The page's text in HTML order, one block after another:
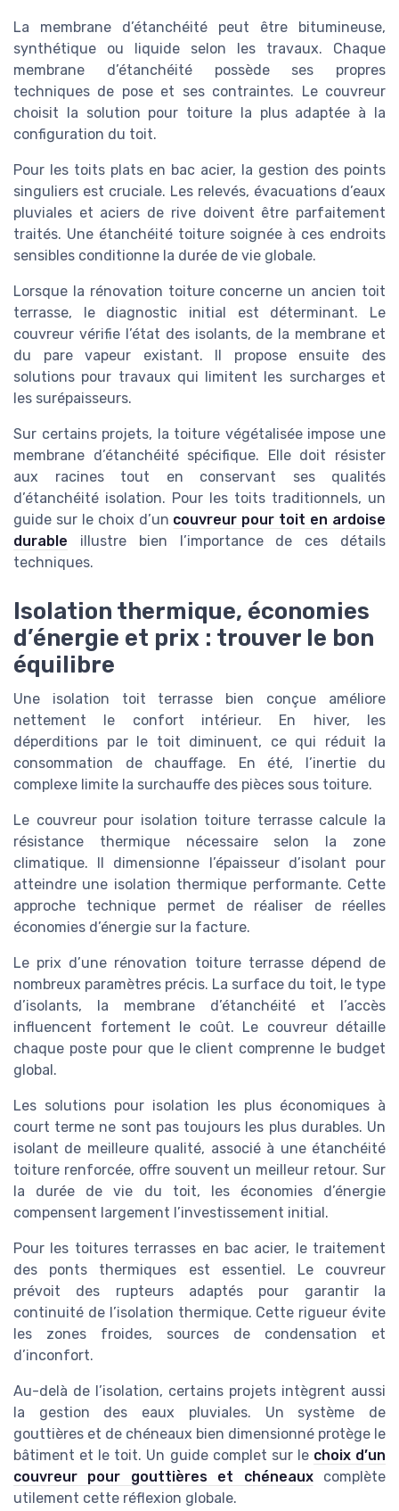
La membrane d’étanchéité peut être bitumineuse,
synthétique ou liquide selon les travaux. Chaque
membrane d’étanchéité possède ses propres
techniques de pose et ses contraintes. Le couvreur
choisit la solution pour toiture la plus adaptée à la
configuration du toit.
Pour les toits plats en bac acier, la gestion des points
singuliers est cruciale. Les relevés, évacuations d’eaux
pluviales et aciers de rive doivent être parfaitement
traités. Une étanchéité toiture soignée à ces endroits
sensibles conditionne la durée de vie globale.
Lorsque la rénovation toiture concerne un ancien toit
terrasse, le diagnostic initial est déterminant. Le
couvreur vérifie l’état des isolants, de la membrane et
du pare vapeur existant. Il propose ensuite des
solutions pour travaux qui limitent les surcharges et
les surépaisseurs.
Sur certains projets, la toiture végétalisée impose une
membrane d’étanchéité spécifique. Elle doit résister
aux racines tout en conservant ses qualités
d’étanchéité isolation. Pour les toits traditionnels, un
guide sur le choix d’un couvreur pour toit en ardoise
durable illustre bien l’importance de ces détails
techniques.
Isolation thermique, économies
d’énergie et prix : trouver le bon
équilibre
Une isolation toit terrasse bien conçue améliore
nettement le confort intérieur. En hiver, les
déperditions par le toit diminuent, ce qui réduit la
consommation de chauffage. En été, l’inertie du
complexe limite la surchauffe des pièces sous toiture.
Le couvreur pour isolation toiture terrasse calcule la
résistance thermique nécessaire selon la zone
climatique. Il dimensionne l’épaisseur d’isolant pour
atteindre une isolation thermique performante. Cette
approche technique permet de réaliser de réelles
économies d’énergie sur la facture.
Le prix d’une rénovation toiture terrasse dépend de
nombreux paramètres précis. La surface du toit, le type
d’isolants, la membrane d’étanchéité et l’accès
influencent fortement le coût. Le couvreur détaille
chaque poste pour que le client comprenne le budget
global.
Les solutions pour isolation les plus économiques à
court terme ne sont pas toujours les plus durables. Un
isolant de meilleure qualité, associé à une étanchéité
toiture renforcée, offre souvent un meilleur retour. Sur
la durée de vie du toit, les économies d’énergie
compensent largement l’investissement initial.
Pour les toitures terrasses en bac acier, le traitement
des ponts thermiques est essentiel. Le couvreur
prévoit des rupteurs adaptés pour garantir la
continuité de l’isolation thermique. Cette rigueur évite
les zones froides, sources de condensation et
d’inconfort.
Au-delà de l’isolation, certains projets intègrent aussi
la gestion des eaux pluviales. Un système de
gouttières et de chéneaux bien dimensionné protège le
bâtiment et le toit. Un guide complet sur le choix d’un
couvreur pour gouttières et chéneauxcomplète
utilement cette réflexion globale.